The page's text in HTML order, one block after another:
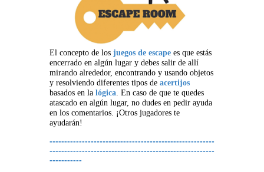
El concepto de los juegos de escape es que estás
encerrado en algún lugar y debes salir de allí
mirando alrededor, encontrando y usando objetos
y resolviendo diferentes tipos de acertijos
basados en la lógica. En caso de que te quedes
atascado en algún lugar, no dudes en pedir ayuda
en los comentarios. ¡Otros jugadores te
ayudarán!
--------------------------------------------------------
--------------------------------------------------------
-----------